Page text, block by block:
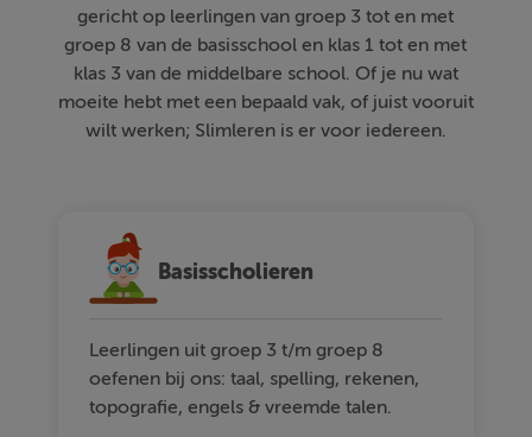
gericht op leerlingen van groep 3 tot en met
groep 8 van de basisschool en klas 1 tot en met
klas 3 van de middelbare school. Of je nu wat
moeite hebt met een bepaald vak, of juist vooruit
wilt werken; Slimleren is er voor iedereen.
Basisscholieren
Leerlingen uit groep 3 t/m groep 8
oefenen bij ons: taal, spelling, rekenen,
topografie, engels & vreemde talen.